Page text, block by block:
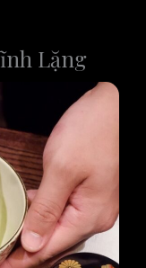
Lặng